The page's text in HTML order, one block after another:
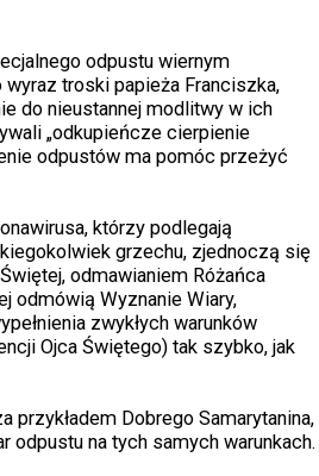
odpustu wiernym
troski papieża Franciszka,
do nieustannej modlitwy w ich
„odkupieńcze cierpienie
odpustów ma pomóc przeżyć
którzy podlegają
grzechu, zjednoczą się
odmawianiem Różańca
odmówią Wyznanie Wiary,
zwykłych warunków
Ojca Świętego) tak szybko, jak
przykładem Dobrego Samarytanina,
odpustu na tych samych warunkach.